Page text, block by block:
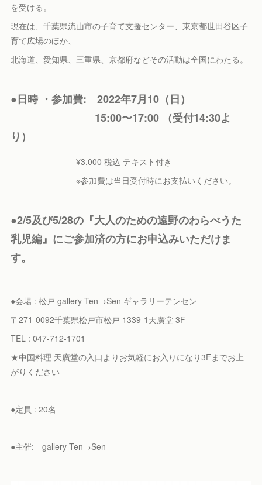
を受ける。
現在は、千葉県流山市の子育て支援センター、東京都世田谷区子
育て広場のほか、
北海道、愛知県、三重県、京都府などその活動は全国にわたる。
●日時 ・参加費: 2022年7月10（日）
15:00〜17:00 （受付14:30よ
り）
¥3,000 税込 テキスト付き
※参加費は当日受付時にお支払いください。
●2/5及び5/28の『大人のための遠野のわらべうた
乳児編』にご参加済の方にお申込みいただけま
す。
●会場 : 松戸 gallery Ten→Sen ギャラリーテンセン
〒271-0092千葉県松戸市松戸 1339-1天廣堂 3F
TEL : 047-712-1701
★中国料理 天廣堂の入口よりお気軽にお入りになり3Fまでお上
がりください
●定員 : 20名
●主催: gallery Ten→Sen